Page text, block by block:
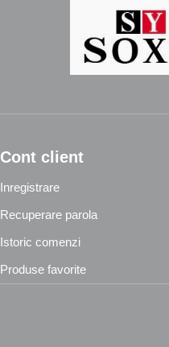
Cont client
Inregistrare
Recuperare parola
Istoric comenzi
Produse favorite